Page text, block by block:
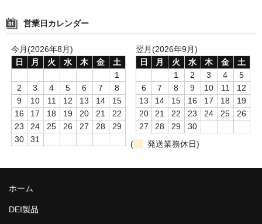
吸排気系
エアロキャッチ
FUNK MOTORSPORT
お問い合わせ
Contact form
Sitemap
営業日カレンダー
今月(2026年8月)
日
月 火 水 木 金
土
1
2
3 4 5 6 7
8
9
10 11 12 13 14
15
16
17 18 19 20 21
22
23
24 25 26 27 28
29
30
31
翌月(2026年9月)
日
月 火 水 木 金
土
1
2 3 4
5
6
7 8 9 10 11
12
13
14 15 16 17 18
19
20
21 22 23 24 25
26
27
28 29
30
(
発送業務休日)
ホーム
DEI製品